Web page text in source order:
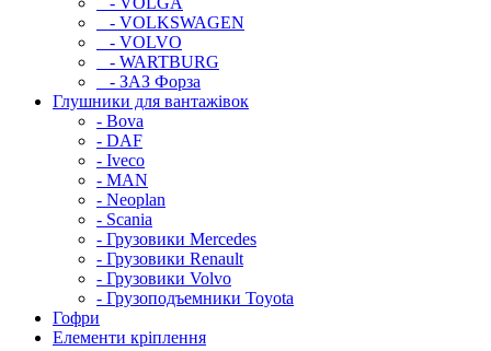
- VOLKSWAGEN
- VOLVO
- WARTBURG
- ЗАЗ Форза
Глушники для вантажівок
- Bova
- DAF
- Iveco
- MAN
- Neoplan
- Scania
- Грузовики Mercedes
- Грузовики Renault
- Грузовики Volvo
- Грузоподъемники Toyota
Гофри
Елементи кріплення